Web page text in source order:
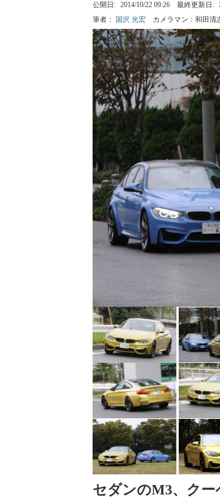
公開日: 2014/10/22 09:26 最終更新日:
筆者：
国沢 光宏 カメラマン： 和田清
セダンのM3、クー